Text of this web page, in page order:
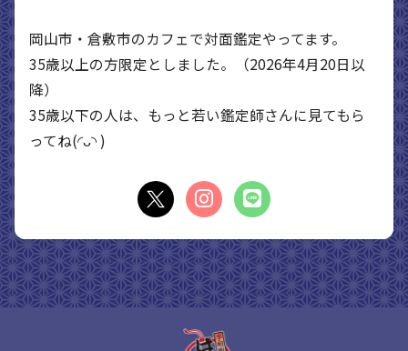
岡山市・倉敷市のカフェで対面鑑定やってます。
35歳以上の方限定としました。（2026年4月20日以
降）
35歳以下の人は、もっと若い鑑定師さんに見てもら
ってね(◜ᴗ◝ )